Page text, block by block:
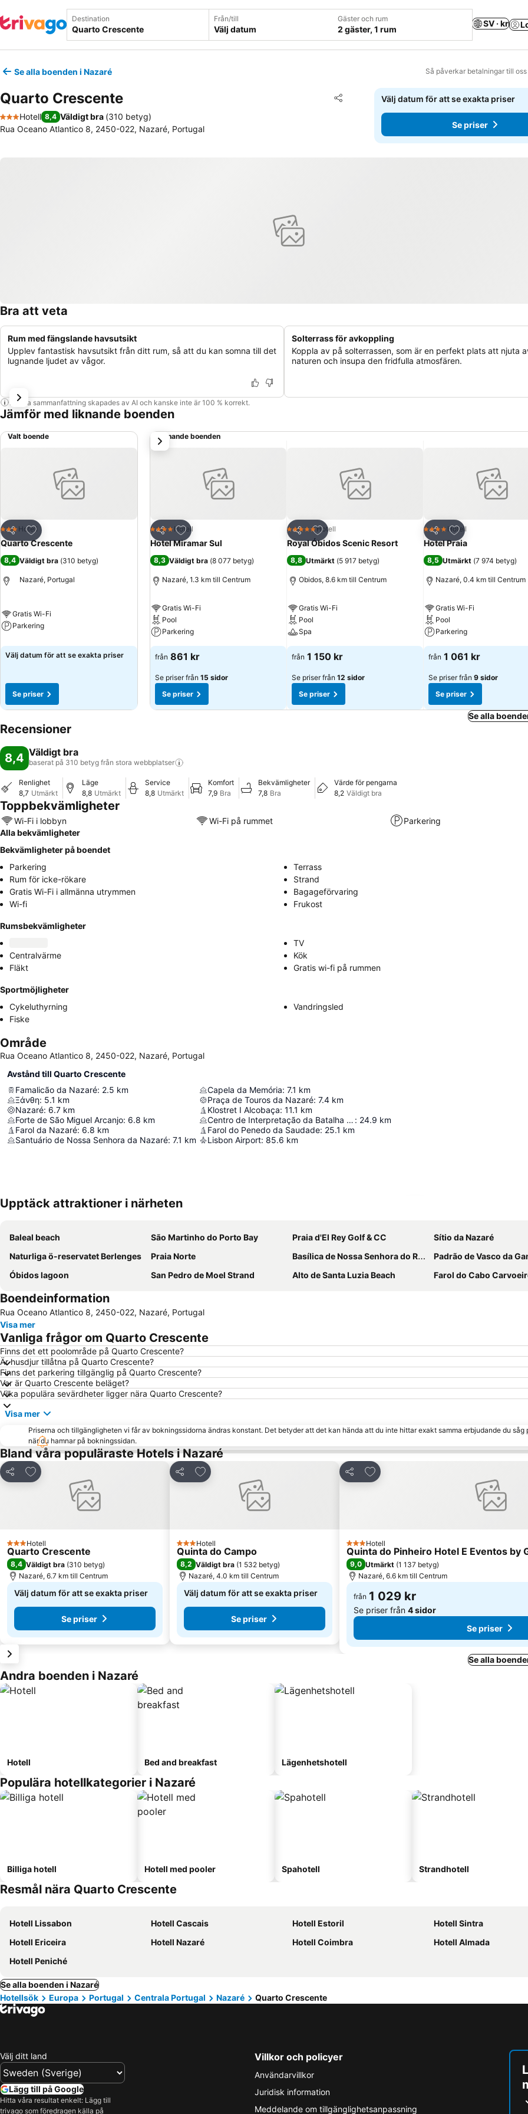
Destination Från/till
Välj datum
Gäster och rum
2 gäster, 1 rum
SV · kr
Se alla boenden i Nazaré Så påverkar betalningar till
Quarto Crescente Dela
Lägg till i Mina Favoriter
3 Stjärnor
Hotell 8,4 Väldigt bra (310 betyg)
Rua Oceano Atlantico 8, 2450-022, Nazaré, Portugal
Välj datum för att se exakta priser
Se priser
Bra att veta
Rum med fängslande havsutsikt
Upplev fantastisk havsutsikt från ditt rum, så att du kan somna till det
lugnande ljudet av vågor.
Solterrass för avkoppling
Koppla av på solterrassen, som är en perfekt plats att njuta
naturen och insupa den fridfulla atmosfären.
Denna sammanfattning skapades av AI och kanske inte är 100 % korrekt.
Jämför med liknande boenden
Valt boende
Dela
Lägg till i Mina Favoriter
3 Stjärnor
Hotell
Quarto Crescente
8,4 Väldigt bra (310 betyg)
Nazaré, Portugal
Gratis Wi-Fi
Parkering
Välj datum för att se exakta priser
Se priser
Liknande boenden
Dela
Lägg till i Mina Favoriter
4 StjärnorHotell
Hotel Miramar Sul
8,3 Väldigt bra (8 077 betyg)
Nazaré, 1.3 km till Centrum
Gratis Wi-Fi
Pool
Parkering
från 861 kr
Se priser från 15 sidor
Se priser
Dela
Lägg till i Mina Favoriter
5 StjärnorHotell
Royal Óbidos Scenic Resort
8,8 Utmärkt (5 917 betyg)
Obidos, 8.6 km till Centrum
Gratis Wi-Fi
Pool
Spa
från 1 150 kr
Se priser från 12 sidor
Se priser
Dela
Lägg till i Mina
4 StjärnorHotell
Hotel Praia
8,5 Utmärkt (7 974 betyg)
Nazaré, 0.4 km till Centrum
Gratis Wi-Fi
Pool
Parkering
från 1 061 kr
Se priser från 9 sidor
Se priser
nästa
Se alla
Recensioner
8,4 Väldigt bra
baserat på 310 betyg från stora webbplatser
Renlighet
8,7 Utmärkt
Läge
8,8 Utmärkt
Service
8,8 Utmärkt
Komfort
7,9 Bra
Bekvämligheter
7,8 Bra
Värde för pengarna
8,2 Väldigt bra
Toppbekvämligheter
Wi-Fi i lobbyn Wi-Fi på rummet
Parkering
Alla bekvämligheter
Bekvämligheter på boendet
Parkering
Terrass
Rum för icke-rökare
Strand
Gratis Wi-Fi i allmänna utrymmen
Bagageförvaring
Wi-fi
Frukost
Rumsbekvämligheter
TV
Centralvärme
Kök
Fläkt
Gratis wi-fi på rummen
Sportmöjligheter
Cykeluthyrning
Vandringsled
Fiske
Område
Rua Oceano Atlantico 8, 2450-022, Nazaré, Portugal
Avstånd till Quarto Crescente
Famalicão da Nazaré: 2.5 km
Ξάνθη: 5.1 km
Nazaré: 6.7 km
Forte de São Miguel Arcanjo: 6.8 km
Farol da Nazaré: 6.8 km
Santuário de Nossa Senhora da Nazaré: 7.1 km
Capela da Memória: 7.1 km
Praça de Touros da Nazaré: 7.4 km
Klostret I Alcobaça: 11.1 km
Centro de Interpretação da Batalha de Aljubarrota : 24.9 km
Farol do Penedo da Saudade: 25.1 km
Lisbon Airport: 85.6 km
Upptäck attraktioner i närheten
Baleal beach São Martinho do Porto Bay Praia d'El Rey Golf & CC
Sítio da Nazaré
Naturliga ö-reservatet Berlenges
Praia Norte Basílica de Nossa Senhora do Rosário de Fátima
Padrão de Vasco da
Óbidos lagoon
San Pedro de Moel Strand Alto de Santa Luzia Beach Farol do Cabo
Boendeinformation
Rua Oceano Atlantico 8, 2450-022, Nazaré, Portugal
Visa mer
Vanliga frågor om Quarto Crescente
Finns det ett poolområde på Quarto Crescente?
Är husdjur tillåtna på Quarto Crescente?
Finns det parkering tillgänglig på Quarto Crescente?
Var är Quarto Crescente beläget?
Vilka populära sevärdheter ligger nära Quarto Crescente?
Visa mer
Priserna och tillgängligheten vi får av bokningssidorna ändras konstant. Det betyder att det kan hända att du inte hittar exakt samma erbjudande du såg
när du hamnar på bokningssidan.
Bland våra populäraste Hotels i Nazaré
Dela
Lägg till i Mina Favoriter
3 Stjärnor
Hotell
Quarto Crescente
8,4 Väldigt bra (310 betyg)
Nazaré, 6.7 km till Centrum
Välj datum för att se exakta priser
Se priser
Dela
Lägg till i Mina Favoriter
3 Stjärnor
Hotell
Quinta do Campo
8,2 Väldigt bra (1 532 betyg)
Nazaré, 4.0 km till Centrum
Välj datum för att se exakta priser
Se priser
Dela
Lägg till i Mina Favoriter
3 Stjärnor
Hotell
Quinta do Pinheiro Hotel E Eventos by
9,0 Utmärkt (1 137 betyg)
Nazaré, 6.6 km till Centrum
från 1 029 kr
Se priser från 4 sidor
Se priser
Se alla
Andra boenden i Nazaré
Hotell Bed and breakfast Lägenhetshotell
Populära hotellkategorier i Nazaré
Billiga hotell Hotell med pooler Spahotell Strandhotell
Resmål nära Quarto Crescente
Hotell Lissabon Hotell Cascais Hotell Estoril
Hotell Sintra
Hotell Ericeira
Hotell Nazaré Hotell Coimbra
Hotell Almada
Hotell Peniché
Se alla boenden i Nazaré
Hotellsök
Europa Portugal Centrala Portugal Nazaré Quarto Crescente
Välj ditt land
Lägg till på Google
Hitta våra resultat enkelt: Lägg till
trivago som föredragen källa på
Villkor och policyer
Användarvillkor
Juridisk information
Meddelande om tillgänglighetsanpassning